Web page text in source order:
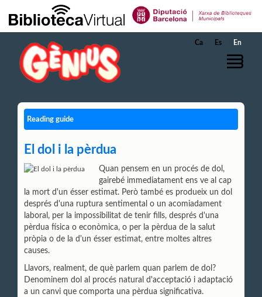
Skip to Main Content
Ca Es En
Reading guide
El dol i la pèrdua
Quan pensem en un procés de dol,
gairebé immediatament ens ve al cap
la mort d'un ésser estimat. Però també es produeix un dol
després d'una ruptura sentimental o un acomiadament
laboral, per la impossibilitat de tenir fills, després d'una
pèrdua física o econòmica, o per la pèrdua de la salut
pròpia o de la d'un ésser estimat, entre moltes altres
causes.
Llavors, realment, de què parlem quan parlem de dol?
Denominem dol al procés natural d'acceptació i adaptació
a un canvi que comporta una pèrdua significativa.